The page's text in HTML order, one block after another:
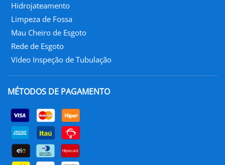
Hidrojateamento
Limpeza de Fossa
Mau Cheiro de Esgoto
Rede de Esgoto
Vídeo Inspeção de Tubulação
MÉTODOS DE PAGAMENTO